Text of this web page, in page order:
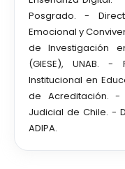
Posgrado. -
Emocional y
de Investigación
(GIESE), UNAB.
Institucional en
de Acreditación. -
Judicial de Chile. -
ADIPA.